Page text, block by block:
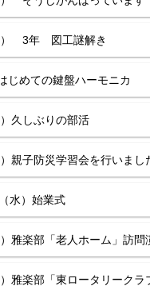
） 3年 図工謎解き
じめての鍵盤ハーモニカ
久しぶりの部活
親子防災学習会を行いまし
水）始業式
雅楽部「老人ホーム」訪問
雅楽部「東ロータリークラ